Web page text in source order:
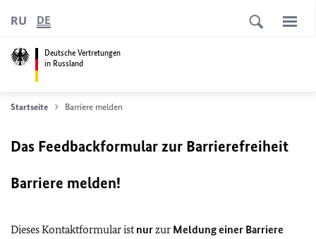
Deutsche Vertretungen
in Russland
RU DE
Startseite Barriere melden
Das Feedbackformular zur Barrierefreiheit
Barriere melden!
Dieses Kontaktformular istnurzur Meldung einer Barriere